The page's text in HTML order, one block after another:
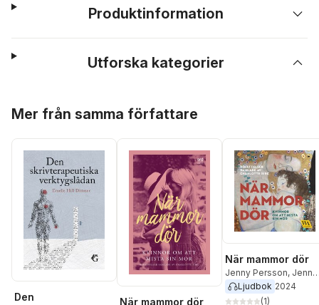
Produktinformation
Utforska kategorier
Mer från samma författare
Den
När mammor dör
När mammor dör
Jenny Persson, Jenny
Bergström, Mia Möller
Anne-Marie Körling
Ljudbok 2024
(1)